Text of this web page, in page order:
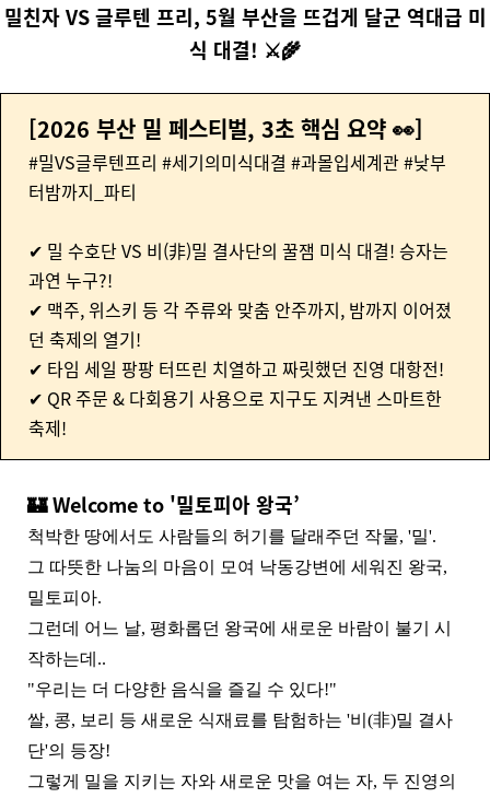
밀친자 VS 글루텐 프리, 5월 부산을 뜨겁게 달군 역대급 미
식 대결! ⚔️🌾
[2026 부산 밀 페스티벌, 3초 핵심 요약 👀]
#밀VS글루텐프리 #세기의미식대결 #과몰입세계관 #낮부
터밤까지_파티
✔ 밀 수호단 VS 비(非)밀 결사단의 꿀잼 미식 대결! 승자는
과연 누구?!
✔ 맥주, 위스키 등 각 주류와 맞춤 안주까지, 밤까지 이어졌
던 축제의 열기!
✔ 타임 세일 팡팡 터뜨린 치열하고 짜릿했던 진영 대항전!
✔ QR 주문 & 다회용기 사용으로 지구도 지켜낸 스마트한
축제!
🏰 Welcome to '밀토피아 왕국’
척박한 땅에서도 사람들의 허기를 달래주던 작물, '밀'.
그 따뜻한 나눔의 마음이 모여 낙동강변에 세워진 왕국,
밀토피아.
그런데 어느 날, 평화롭던 왕국에 새로운 바람이 불기 시
작하는데..
"우리는 더 다양한 음식을 즐길 수 있다!"
쌀, 콩, 보리 등 새로운 식재료를 탐험하는 '비(非)밀 결사
단'의 등장!
그렇게 밀을 지키는 자와 새로운 맛을 여는 자, 두 진영의